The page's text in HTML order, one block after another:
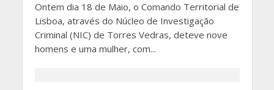
Ontem dia 18 de Maio, o Comando Territorial de
Lisboa, através do Núcleo de Investigação
Criminal (NIC) de Torres Vedras, deteve nove
homens e uma mulher, com...